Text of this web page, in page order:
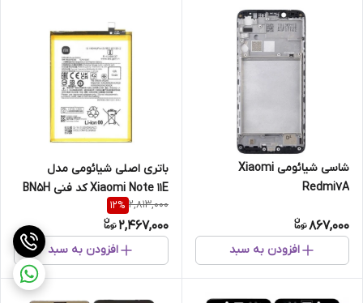
شاسی شیائومی Xiaomi
Redmi7A
867,000
افزودن به سبد
باتری اصلی شیائومی مدل
Xiaomi Note 11E کد فنی BN5H
2,813,000
12%
2,467,000
افزودن به سبد